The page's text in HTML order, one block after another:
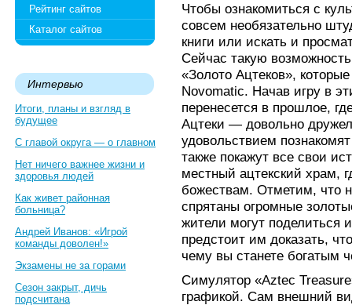
Рейтинг сайтов
Каталог сайтов
Интервью
Итоги, планы и взгляд в
будущее
С главой округа — о главном
Нет ничего важнее жизни и
здоровья людей
Как живет районная
больница?
Андрей Иванов: «Игрой
команды доволен!»
Экзамены не за горами
Сезон закрыт, дичь
подсчитана
Чтобы ознакомиться с
совсем необязательно
книги или искать и
Сейчас такую
«Золото Ацтеков»,
Novomatic. Начав игру в
перенесется в прошлое,
Ацтеки — довольно
удовольствием
также покажут все свои
местный ацтекский храм,
божествам. Отметим, что
спрятаны огромные
жители могут поделиться
предстоит им доказать,
чему вы станете богатым
Симулятор «Aztec
графикой. Сам внешний